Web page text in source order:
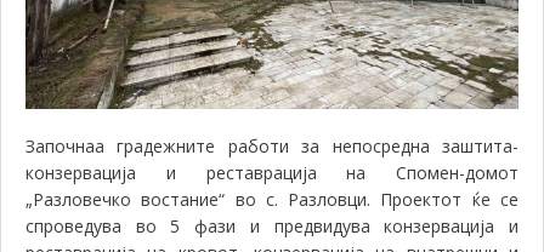
Започнаа градежните работи за непосредна заштита-
конзервација и реставрација на Спомен-домот
„Разловечко востание“ во с. Разловци. Проектот ќе се
спроведува во 5 фази и предвидува конзервација и